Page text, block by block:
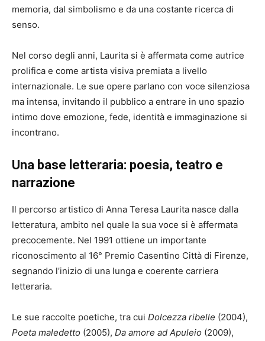
memoria, dal simbolismo e da una costante ricerca di
senso.
Nel corso degli anni, Laurita si è affermata come autrice
prolifica e come artista visiva premiata a livello
internazionale. Le sue opere parlano con voce silenziosa
ma intensa, invitando il pubblico a entrare in uno spazio
intimo dove emozione, fede, identità e immaginazione si
incontrano.
Una base letteraria: poesia, teatro e
narrazione
Il percorso artistico di Anna Teresa Laurita nasce dalla
letteratura, ambito nel quale la sua voce si è affermata
precocemente. Nel 1991 ottiene un importante
riconoscimento al 16° Premio Casentino Città di Firenze,
segnando l’inizio di una lunga e coerente carriera
letteraria.
Le sue raccolte poetiche, tra cui Dolcezza ribelle (2004),
Poeta maledetto (2005), Da amore ad Apuleio (2009),